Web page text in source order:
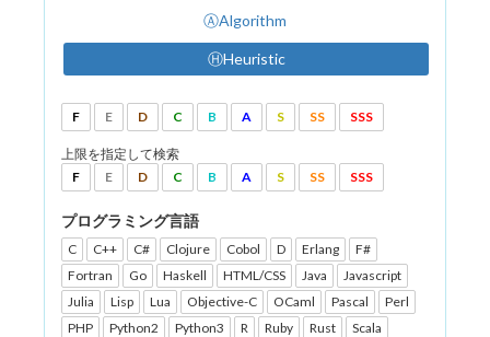
ⒶAlgorithm
ⒽHeuristic
F E D C B A S SS SSS
上限を指定して検索
F
E D C B A S SS SSS
プログラミング言語
C C++ C# Clojure Cobol D Erlang
F#
Fortran
Go Haskell HTML/CSS Java
Javascript
Julia
Lisp Lua Objective-C OCaml Pascal
Perl
PHP
Python2 Python3 R Ruby Rust
Scala